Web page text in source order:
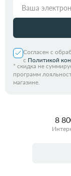
Согласен с
с Политикой
* скидка не
программ
магазине.
8